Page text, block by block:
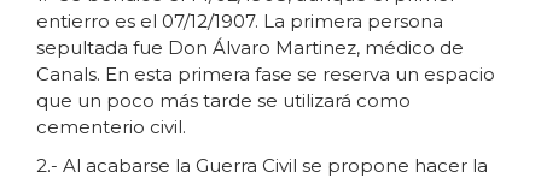
entierro es el 07/12/1907. La primera persona
sepultada fue Don Álvaro Martinez, médico de
Canals. En esta primera fase se reserva un espacio
que un poco más tarde se utilizará como
cementerio civil.
2.- Al acabarse la Guerra Civil se propone hacer la